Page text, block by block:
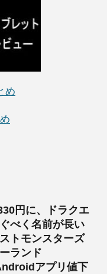
め
円に、ドラクエ
べく名前が長い
トモンスターズ
ランド
アプリ値下